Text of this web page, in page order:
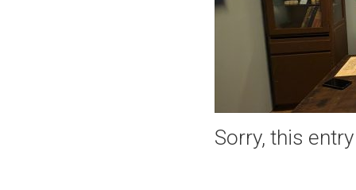
Sorry, this